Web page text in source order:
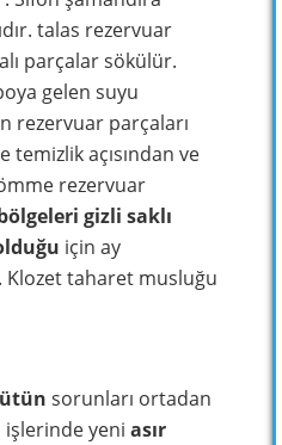
talas rezervuar
parçalar sökülür.
gelen suyu
rezervuar parçaları
temizlik açısından ve
rezervuar
gizli saklı
için ay
Klozet taharet musluğu
sorunları ortadan
işlerinde yeni asır